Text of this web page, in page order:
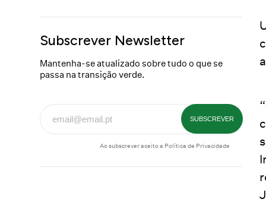
Subscrever Newsletter
Mantenha-se atualizado sobre tudo o que se
passa na transição verde.
Ao subscrever aceito a Política de Privacidade